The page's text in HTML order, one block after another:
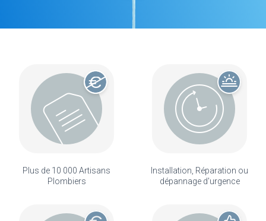
Plus de 10 000 Artisans
Plombiers
Installation, Réparation ou
dépannage d'urgence